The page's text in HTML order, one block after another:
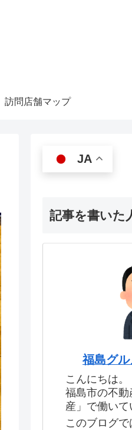
訪問店舗マップ
JA
記事を書いた
福島グ
こんにちは。
福島市の不
産」で働いて
このブログ